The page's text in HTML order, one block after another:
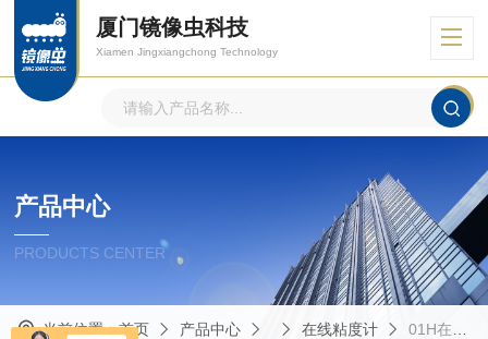
厦门镜像虫科技
Xiamen Jingxiangchong Technology
产品中心
PRODUCTS CENTER
当前位置：首页 产品中心 在线粘度计 01H在线粘度计